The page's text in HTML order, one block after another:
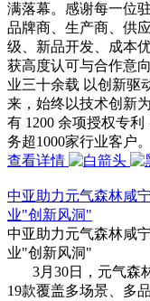
满落幕。感谢每一位
品牌商、生产商、供
级、新品开发、成本
获高度认可与合作意
业三十余载 以创新驱
来，始终以技术创新
有 1200 余项授权专
务超1000家行业客户
查看详情
中亚助力元气森林咸
业"创新风洞"
中亚助力元气森林咸
业"创新风洞"
3月30日，元气森林
19款覆盖多场景、多